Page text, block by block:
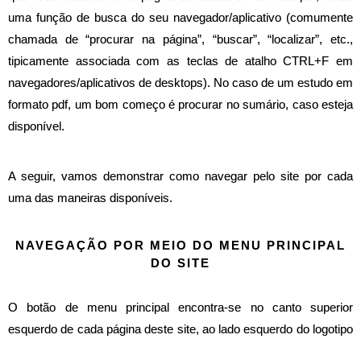
uma função de busca do seu navegador/aplicativo (comumente
chamada de “procurar na página”, “buscar”, “localizar”, etc.,
tipicamente associada com as teclas de atalho CTRL+F em
navegadores/aplicativos de desktops). No caso de um estudo em
formato pdf, um bom começo é procurar no sumário, caso esteja
disponível.
A seguir, vamos demonstrar como navegar pelo site por cada
uma das maneiras disponíveis.
NAVEGAÇÃO POR MEIO DO MENU PRINCIPAL
DO SITE
O botão de menu principal encontra-se no canto superior
esquerdo de cada página deste site, ao lado esquerdo do logotipo